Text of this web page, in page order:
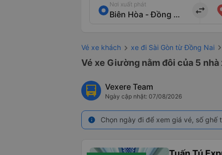
Nơi xuất phát
import_export
Vé xe khách xe đi Sài Gòn từ Đồng Nai
Vé xe Giường nằm đôi của 5
Vexere Team
Ngày cập nhật: 07/08/2026
info Chọn ngày đi để xem giá vé, số